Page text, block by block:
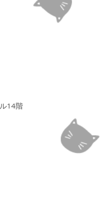
14階